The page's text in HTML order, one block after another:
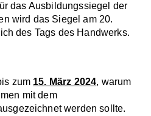
das Ausbildungssiegel der
wird das Siegel am 20.
des Tags des Handwerks.
zum 15. März 2024, warum
mit dem
werden sollte.